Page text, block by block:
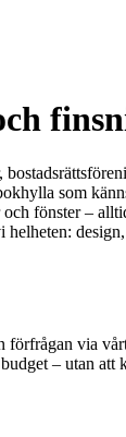
som
fönster –
via
– utan att